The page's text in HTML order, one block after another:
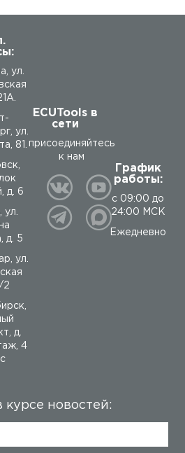
ул.
ул.
81.
д. 6
ул.
д. 5
ул.
2
д.
4
ECUTools в
сети
присоединяйтесь
к нам
График
работы:
с 09:00 до
24:00 МСК
Ежедневно
курсе новостей: